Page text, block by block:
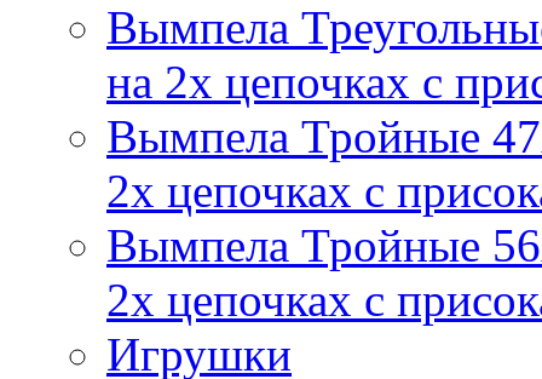
Вымпела
на 2х цепочках с
Вымпела Тройные
2х цепочках с
Вымпела Тройные
2х цепочках с
Игрушки